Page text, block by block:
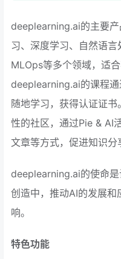
deeplearning.ai的主要
习、深度学习、自然语言
MLOps等多个领域，适
deeplearning.ai的课程
随地学习，获得认证证
性的社区，通过Pie & AI
文章等方式，促进知识分
deeplearning.ai的使命
创造中，推动AI的发展和
响。
特色功能